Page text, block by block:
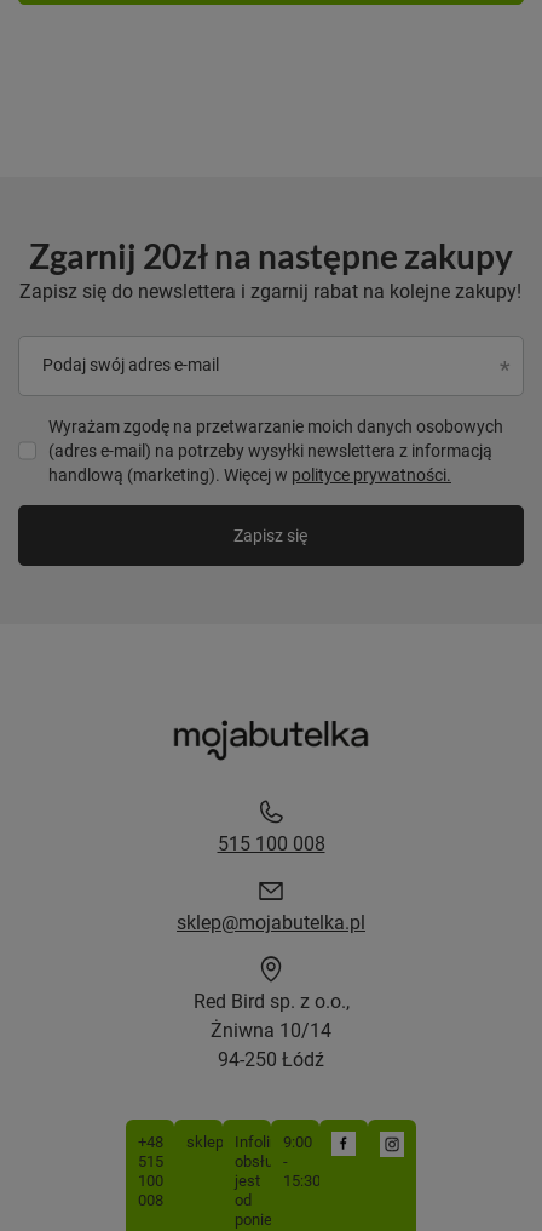
Zgarnij 20zł na następne zakupy
Zapisz się do newslettera i zgarnij rabat na kolejne zakupy!
Podaj swój adres e-mail
Wyrażam zgodę na przetwarzanie moich danych osobowych
(adres e-mail) na potrzeby wysyłki newslettera z informacją
handlową (marketing). Więcej w polityce prywatności.
Zapisz się
515 100 008
sklep@mojabutelka.pl
Red Bird sp. z o.o.,
Żniwna 10/14
94-250 Łódź
+48
515
100
008
sklep@mojabutelka.pl
Infolinia
obsługiwana
jest
od
poniedziałku
9:00
-
15:30